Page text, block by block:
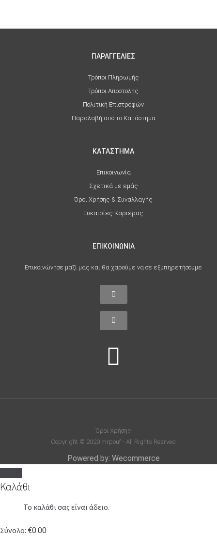
ΠΑΡΑΓΓΕΛΙΕΣ
Τρόποι Πληρωμής
Τρόποι Αποστολής
Πολιτική Επιστροφών
Παραλαβή από το Κατάστημα
ΚΑΤΑΣΤΗΜΑ
Επικοινωνία
Σχετικά με εμάς
Όροι Χρήσης & Συναλλαγής
Ευκαιρίες Καριέρας
ΕΠΙΚΟΙΝΩΝΙΑ
Επικοινώνησε μαζί μας και θα χαρούμε να σε εξυπηρετήσουμε
Όροι Χρήσης
Copyright © 2020 mrpouf - All Rights Resrved
Powered by: Wecommerce
Καλάθι
Το καλάθι σας είναι άδειο.
Σύνολο: €0.00